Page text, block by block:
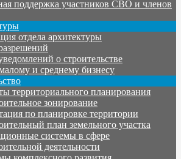
поддержка участников СВО и членов
отдела архитектуры
о строительстве
и среднему бизнесу
территориального планирования
зонирование
по планировке территории
план земельного участка
системы в сфере
деятельности